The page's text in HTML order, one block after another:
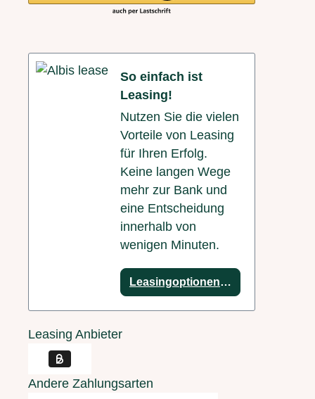
So einfach ist
Leasing!
Nutzen Sie die vielen
Vorteile von Leasing
für Ihren Erfolg.
Keine langen Wege
mehr zur Bank und
eine Entscheidung
innerhalb von
wenigen Minuten.
Leasingoptionen anzeigen
Leasing Anbieter
Andere Zahlungsarten